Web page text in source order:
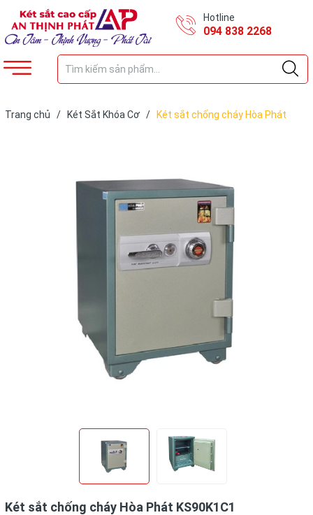
Hotline
094 838 2268
Trang chủ / Két Sắt Khóa Cơ /
Két sắt chống cháy Hòa Phát
Két sắt chống cháy Hòa Phát KS90K1C1